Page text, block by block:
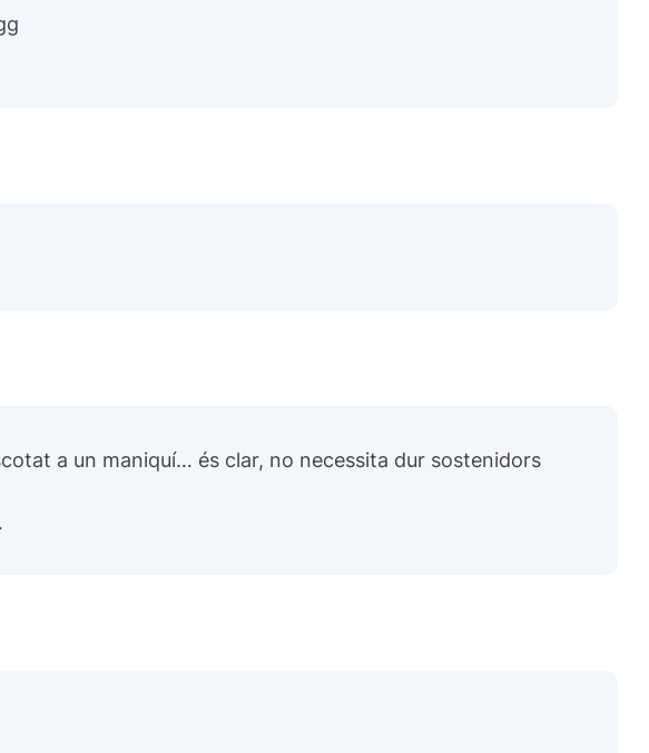
a un maniquí… és clar, no necessita dur sostenidors